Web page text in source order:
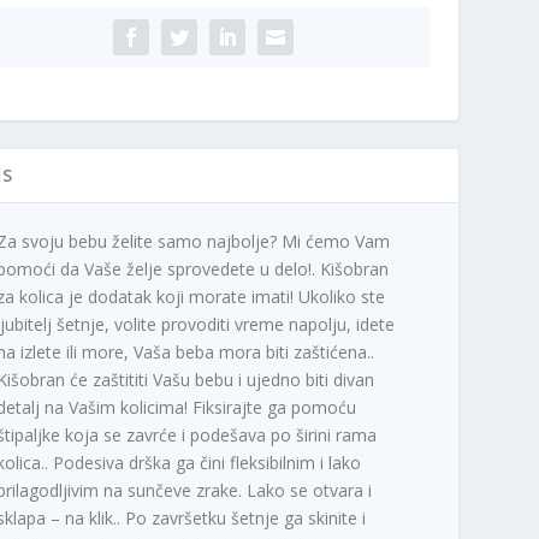
svoju bebu želite samo najbolje? Mi ćemo Vam
da Vaše želje sprovedete u delo!. Kišobran
kolica je dodatak koji morate imati! Ukoliko ste
šetnje, volite provoditi vreme napolju, idete
izlete ili more, Vaša beba mora biti zaštićena..
Kišobran će zaštititi Vašu bebu i ujedno biti divan
na Vašim kolicima! Fiksirajte ga pomoću
koja se zavrće i podešava po širini rama
Podesiva drška ga čini fleksibilnim i lako
na sunčeve zrake. Lako se otvara i
– na klik.. Po završetku šetnje ga skinite i